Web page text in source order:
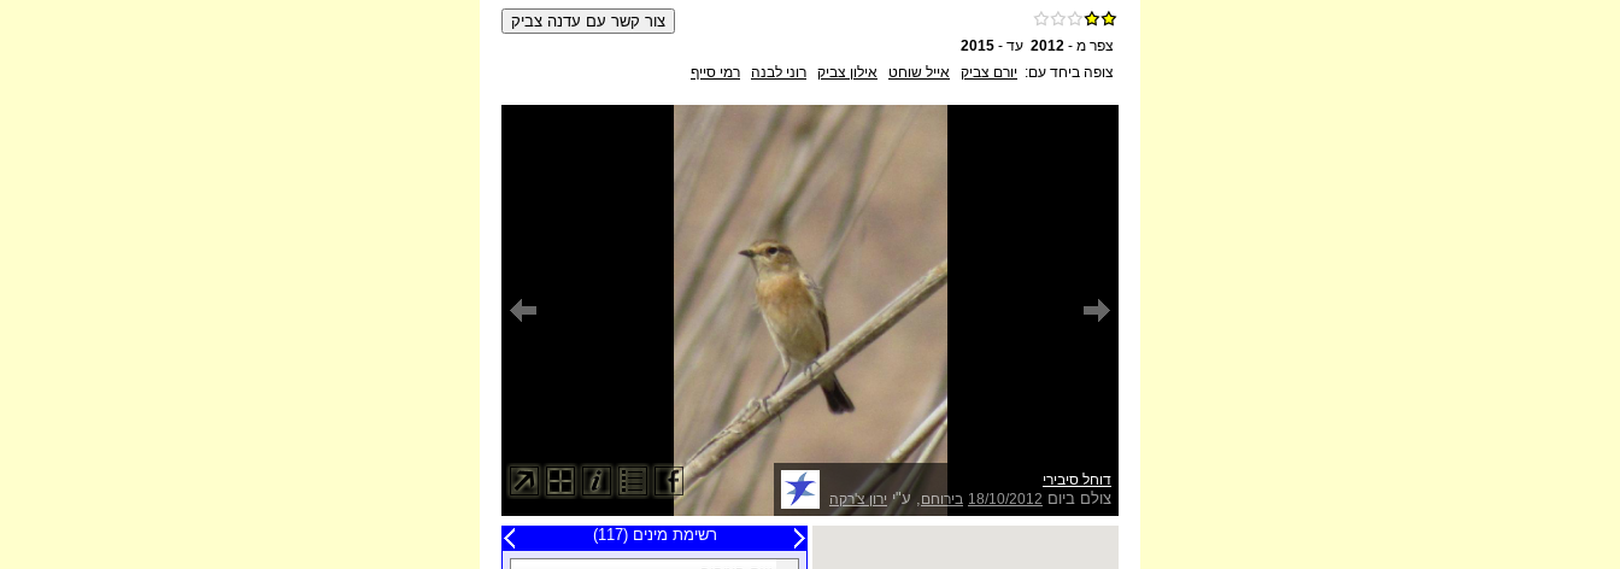
צפר מ - 2012 עד - 2015
צופה ביחד עם: יורם צביק אייל שוחט אילון צביק רוני לבנה רמי סייף
דוחל סיבירי
צולם ביום 18/10/2012 בירוחם, ע"י ירון צ'רקה
רשימת מינים (117)
20 תצפיות אחרונות